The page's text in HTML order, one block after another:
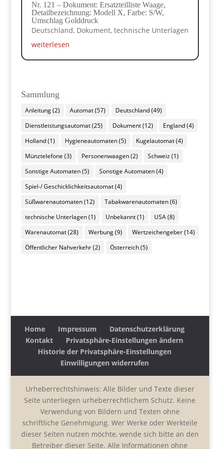
Nr. 121 – Dokument: Ersatzteilliste Waage,
Detailbezeichnung: Modell X, Farbe: S/W,
Umschlag Golddruck
Deutschland, Dokument, technische Unterlagen
weiterlesen
Sammlung
Anleitung(2) Automat(57) Deutschland(49)
Dienstleistungsautomat(25) Dokument(12) England(4)
Holland(1) Hygieneautomaten(5) Kugelautomat(4)
Münztelefone (3) Personenwaagen(2) Schweiz(1)
Sonstige Automaten(5) Sonstige Automaten(4)
Spiel-/ Geschicklichkeitsautomat(4)
Süßwarenautomaten(12) Tabakwarenautomaten(6)
technische Unterlagen(1) Unbekannt(1) USA(8)
Warenautomat(28) Werbung(9) Wertzeichengeber(14)
Öffentlicher Nahverkehr(2) Österreich(5)
Home Impressum
Datenschutzerklärung
Kontakt
Privatsphäre-Einstellungen ändern
Historie der Privatsphäre-Einstellungen
Einwilligungen widerrufen
Urheberrechtshinweis: Alle Bilder und Texte dieser
Seite unterliegen urheberrechtlichem Schutz. Keine
Verwendung von Bildern und Texten ohne
schriftliche Genehmigung. Wer Werke oder Werkteile
dieser Seiten nutzen möchte, wende sich bitte an den
Betreiber dieser Seite. Alle Informationen ohne